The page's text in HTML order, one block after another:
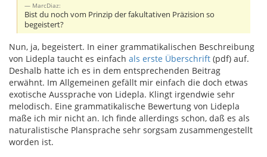
MarcDiaz:
Bist du noch vom Prinzip der fakultativen Präzision so
begeistert?
Nun, ja, begeistert. In einer grammatikalischen Beschreibung
von Lidepla taucht es einfach als erste Überschrift (pdf) auf.
Deshalb hatte ich es in dem entsprechenden Beitrag
erwähnt. Im Allgemeinen gefällt mir einfach die doch etwas
exotische Aussprache von Lidepla. Klingt irgendwie sehr
melodisch. Eine grammatikalische Bewertung von Lidepla
maße ich mir nicht an. Ich finde allerdings schon, daß es als
naturalistische Plansprache sehr sorgsam zusammengestellt
worden ist.